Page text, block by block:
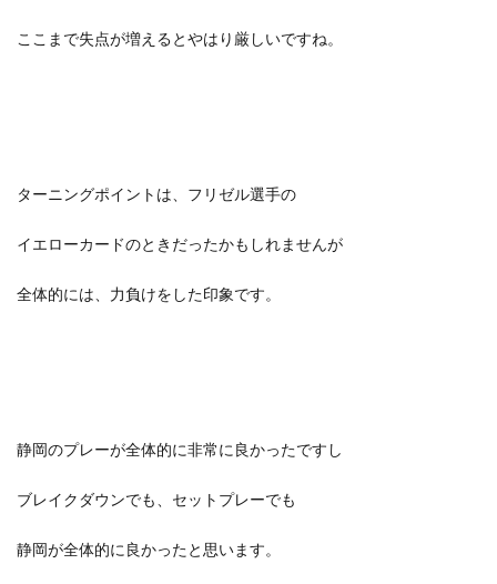
ここまで失点が増えるとやはり厳しいですね。
ターニングポイントは、フリゼル選手の
イエローカードのときだったかもしれませんが
全体的には、力負けをした印象です。
静岡のプレーが全体的に非常に良かったですし
ブレイクダウンでも、セットプレーでも
静岡が全体的に良かったと思います。